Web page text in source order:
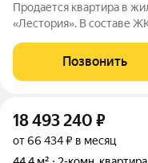
Продается квартира в
«Лестория». В составе
подогреваемыми
бизнес-класса. Аквазона
Позвонить
18 493 240 ₽
от 66 434 ₽ в месяц